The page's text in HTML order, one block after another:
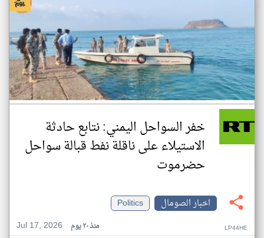
خفر السواحل اليمني: نتابع حادثة
الاستيلاء على ناقلة نفط قبالة سواحل
حضرموت
اخبار الصومال
Politics
Jul 17, 2026
منذ ٢٠ يوم LP44HE